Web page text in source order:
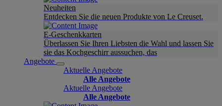
Neuheiten
Entdecken Sie die neuen Produkte von Le Creuset.
E-Geschenkkarten
Überlassen Sie Ihren Liebsten die Wahl und lassen Sie
sie das Kochgeschirr aussuchen, das
Angebote
Aktuelle Angebote
Alle Angebote
Aktuelle Angebote
Alle Angebote